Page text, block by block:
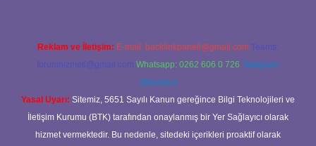
Reklam ve İletişim: E-mail: backlinkpaneli@gmail.com Teams:
forumhizmeti@gmail.com Whatsapp: 0262 606 0 726 Telegram:
@karabul
Yasal Uyarı: Sitemiz, 5651 Sayılı Kanun gereğince Bilgi Teknolojileri ve
İletişim Kurumu (BTK) tarafından onaylanmış bir Yer Sağlayıcı olarak
hizmet vermektedir. Bu nedenle, sitedeki içerikleri proaktif olarak